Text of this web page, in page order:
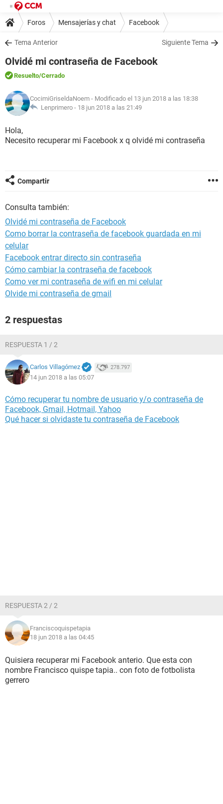
Foros Mensajerías y chat Facebook
Tema Anterior Siguiente Tema
Olvidé mi contraseña de Facebook
Resuelto/Cerrado
CocimiGriseldaNoem - Modificado el 13 jun 2018 a las 18:38
Lenprimero - 18 jun 2018 a las 21:49
Hola,
Necesito recuperar mi Facebook x q olvidé mi contraseña
Compartir
Consulta también:
Olvidé mi contraseña de Facebook
Como borrar la contraseña de facebook guardada en mi
celular
Facebook entrar directo sin contraseña
Cómo cambiar la contraseña de facebook
Como ver mi contraseña de wifi en mi celular
Olvide mi contraseña de gmail
2 respuestas
RESPUESTA 1 / 2
Carlos Villagómez 278.797
14 jun 2018 a las 05:07
Cómo recuperar tu nombre de usuario y/o contraseña de
Facebook, Gmail, Hotmail, Yahoo
Qué hacer si olvidaste tu contraseña de Facebook
RESPUESTA 2 / 2
Franciscoquispetapia
18 jun 2018 a las 04:45
Quisiera recuperar mi Facebook anterio. Que esta con
nombre Francisco quispe tapia.. con foto de fotbolista
gerrero